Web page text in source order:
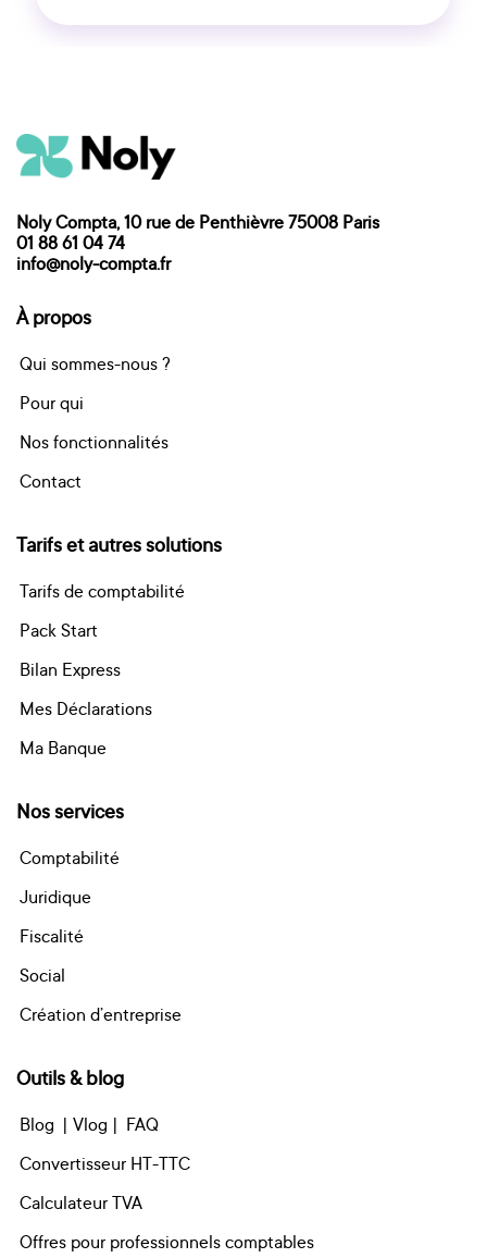
Noly Compta, 10 rue de Penthièvre 75008 Paris
01 88 61 04 74
info@noly-compta.fr
À propos
Qui sommes-nous ?
Pour qui
Nos fonctionnalités
Contact
Tarifs et autres solutions
Tarifs de comptabilité
Pack Start
Bilan Express
Mes Déclarations
Ma Banque
Nos services
Comptabilité
Juridique
Fiscalité
Social
Création d’entreprise
Outils & blog
Blog | Vlog | FAQ
Convertisseur HT-TTC
Calculateur TVA
Offres pour professionnels comptables